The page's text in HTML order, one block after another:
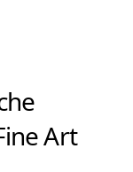
Art